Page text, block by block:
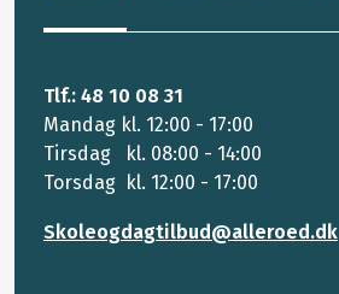
Tlf.: 48 10 08 31
Mandag kl. 12:00 - 17:00
Tirsdag kl. 08:00 - 14:00
Torsdag kl. 12:00 - 17:00
Skoleogdagtilbud@alleroed.dk